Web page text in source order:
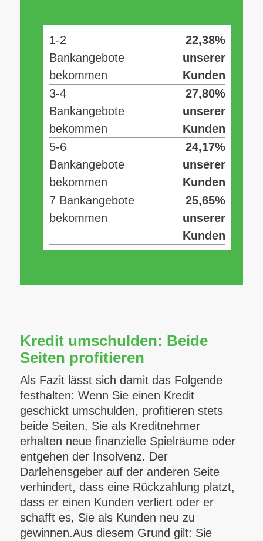
1-2
Bankangebote
bekommen
22,38%
unserer
Kunden
3-4
Bankangebote
bekommen
27,80%
unserer
Kunden
5-6
Bankangebote
bekommen
24,17%
unserer
Kunden
7 Bankangebote
bekommen
25,65%
unserer
Kunden
Kredit umschulden: Beide
Seiten profitieren
Als Fazit lässt sich damit das Folgende
festhalten: Wenn Sie einen Kredit
geschickt umschulden, profitieren stets
beide Seiten. Sie als Kreditnehmer
erhalten neue finanzielle Spielräume oder
entgehen der Insolvenz. Der
Darlehensgeber auf der anderen Seite
verhindert, dass eine Rückzahlung platzt,
dass er einen Kunden verliert oder er
schafft es, Sie als Kunden neu zu
gewinnen.Aus diesem Grund gilt: Sie